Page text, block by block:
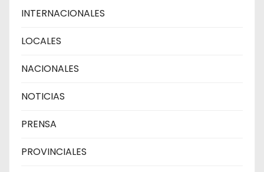
INTERNACIONALES
LOCALES
NACIONALES
NOTICIAS
PRENSA
PROVINCIALES